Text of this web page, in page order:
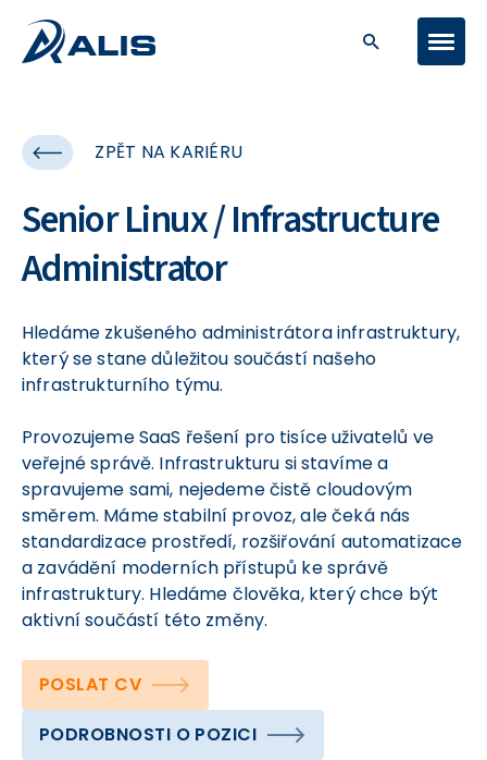
ZPĚT NA KARIÉRU
Senior Linux / Infrastructure
Administrator
Hledáme zkušeného administrátora infrastruktury,
který se stane důležitou součástí našeho
infrastrukturního týmu.
Provozujeme SaaS řešení pro tisíce uživatelů ve
veřejné správě. Infrastrukturu si stavíme a
spravujeme sami, nejedeme čistě cloudovým
směrem. Máme stabilní provoz, ale čeká nás
standardizace prostředí, rozšiřování automatizace
a zavádění moderních přístupů ke správě
infrastruktury. Hledáme člověka, který chce být
aktivní součástí této změny.
POSLAT CV
PODROBNOSTI O POZICI